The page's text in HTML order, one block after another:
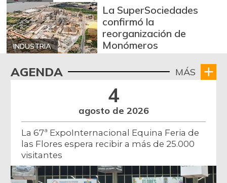
INDUSTRIA
La SuperSociedades
confirmó la
reorganización de
Monómeros
AGENDA MÁS
4
agosto de 2026
La 67ª ExpoInternacional Equina Feria de
las Flores espera recibir a más de 25.000
visitantes